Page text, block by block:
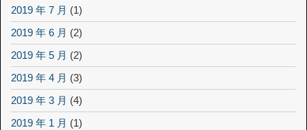
2019 年 7 月 (1)
2019 年 6 月 (2)
2019 年 5 月 (2)
2019 年 4 月 (3)
2019 年 3 月 (4)
2019 年 1 月 (1)